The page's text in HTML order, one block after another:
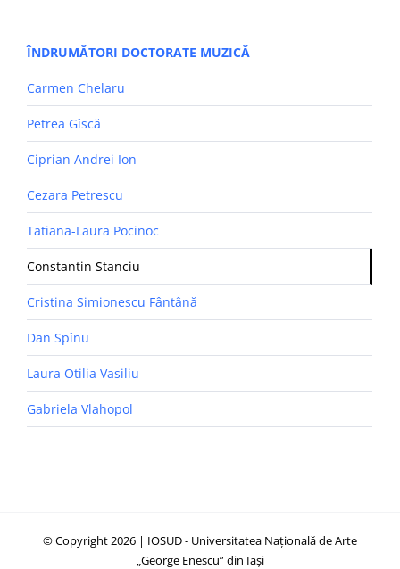
ÎNDRUMĂTORI DOCTORATE MUZICĂ
Carmen Chelaru
Petrea Gîscă
Ciprian Andrei Ion
Cezara Petrescu
Tatiana-Laura Pocinoc
Constantin Stanciu
Cristina Simionescu Fântână
Dan Spînu
Laura Otilia Vasiliu
Gabriela Vlahopol
© Copyright 2026 | IOSUD - Universitatea Națională de Arte
„George Enescu” din Iași